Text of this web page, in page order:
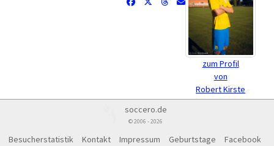
zum Profil
von
Robert Kirste
soccero.de
© 2006 - 2026
Besucherstatistik Kontakt Impressum Geburtstage
Facebook